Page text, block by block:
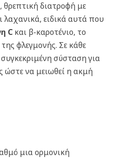
διατροφή με
ειδικά αυτά που
C και β-καροτένιο, το
φλεγμονής. Σε κάθε
σύσταση για
να μειωθεί η ακμή
μια ορμονική